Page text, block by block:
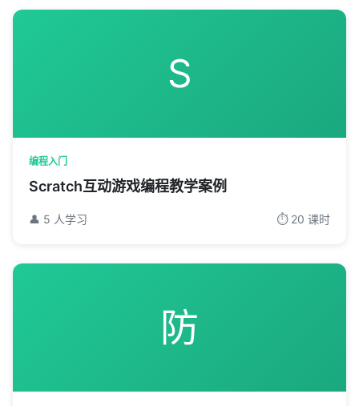
S
编程入门
Scratch互动游戏编程教学案例
👤 5 人学习 ⏱️ 20 课时
防